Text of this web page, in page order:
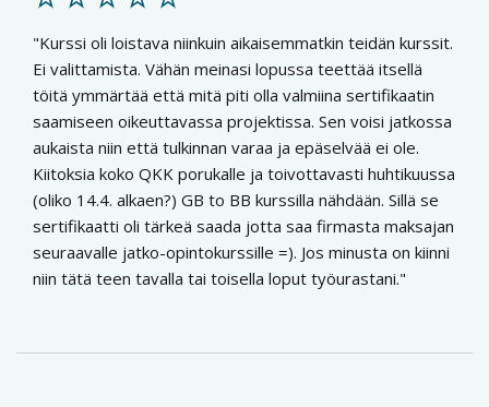
Kurssi oli loistava niinkuin aikaisemmatkin teidän kurssit.
Ei valittamista. Vähän meinasi lopussa teettää itsellä
töitä ymmärtää että mitä piti olla valmiina sertifikaatin
saamiseen oikeuttavassa projektissa. Sen voisi jatkossa
aukaista niin että tulkinnan varaa ja epäselvää ei ole.
Kiitoksia koko QKK porukalle ja toivottavasti huhtikuussa
(oliko 14.4. alkaen?) GB to BB kurssilla nähdään. Sillä se
sertifikaatti oli tärkeä saada jotta saa firmasta maksajan
seuraavalle jatko-opintokurssille =). Jos minusta on kiinni
niin tätä teen tavalla tai toisella loput työurastani.